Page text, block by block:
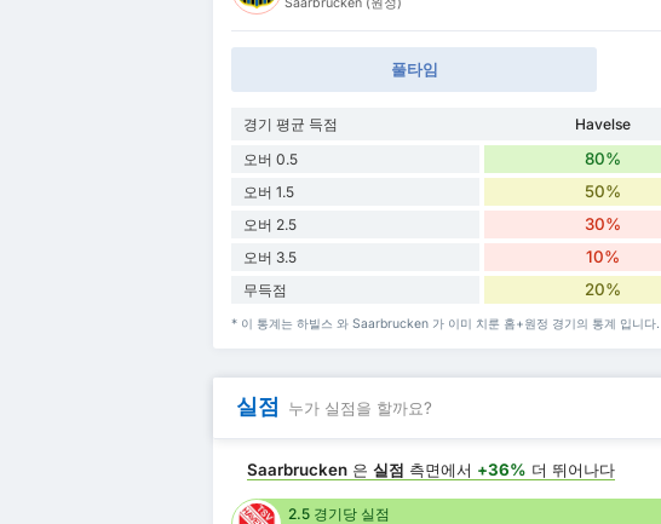
Saarbrucken (원정)
풀타임
경기 평균 득점 Havelse
오버 0.5
80%
오버 1.5 50%
오버 2.5 30%
오버 3.5 10%
무득점 20%
* 이 통계는 하빌스 와 Saarbrucken 가 이미 치룬 홈+원정 경기의 통계 입니다.
실점 누가 실점을 할까요?
Saarbrucken 은실점 측면에서 +36% 더 뛰어나다
2.5 경기당 실점